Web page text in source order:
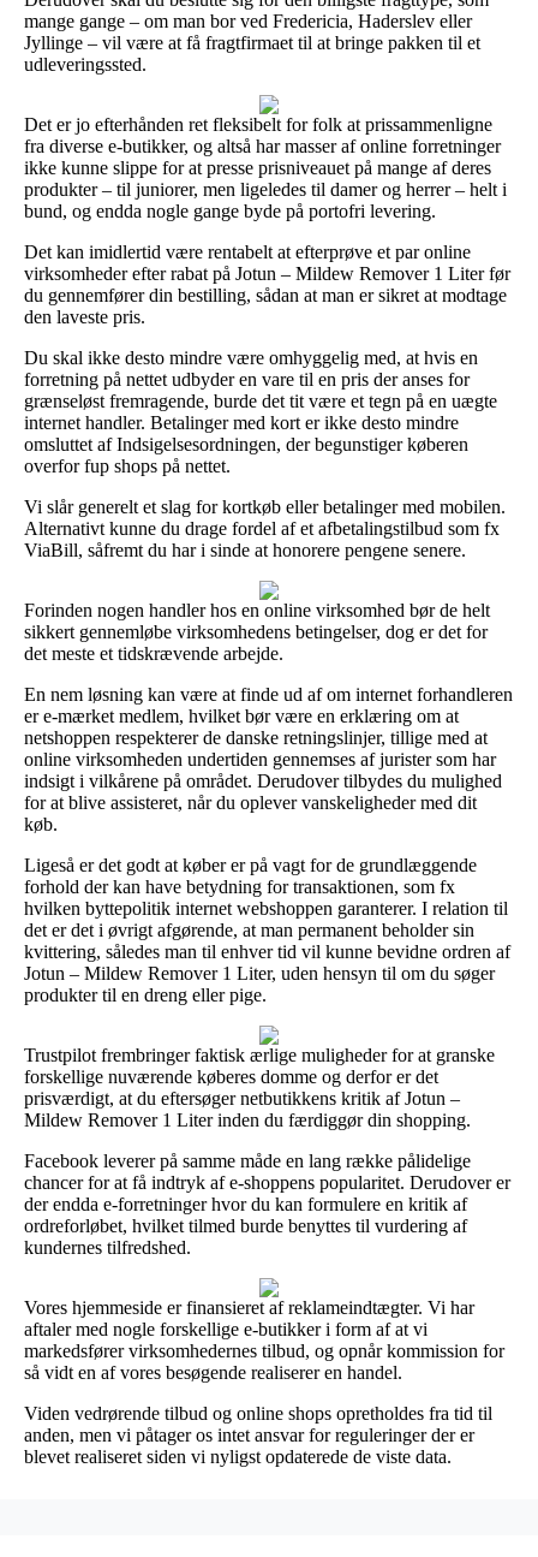
mange gange – om man bor ved Fredericia, Haderslev eller
Jyllinge – vil være at få fragtfirmaet til at bringe pakken til et
udleveringssted.
Det er jo efterhånden ret fleksibelt for folk at prissammenligne
fra diverse e-butikker, og altså har masser af online forretninger
ikke kunne slippe for at presse prisniveauet på mange af deres
produkter – til juniorer, men ligeledes til damer og herrer – helt i
bund, og endda nogle gange byde på portofri levering.
Det kan imidlertid være rentabelt at efterprøve et par online
virksomheder efter rabat på Jotun – Mildew Remover 1 Liter før
du gennemfører din bestilling, sådan at man er sikret at modtage
den laveste pris.
Du skal ikke desto mindre være omhyggelig med, at hvis en
forretning på nettet udbyder en vare til en pris der anses for
grænseløst fremragende, burde det tit være et tegn på en uægte
internet handler. Betalinger med kort er ikke desto mindre
omsluttet af Indsigelsesordningen, der begunstiger køberen
overfor fup shops på nettet.
Vi slår generelt et slag for kortkøb eller betalinger med mobilen.
Alternativt kunne du drage fordel af et afbetalingstilbud som fx
ViaBill, såfremt du har i sinde at honorere pengene senere.
Forinden nogen handler hos en online virksomhed bør de helt
sikkert gennemløbe virksomhedens betingelser, dog er det for
det meste et tidskrævende arbejde.
En nem løsning kan være at finde ud af om internet forhandleren
er e-mærket medlem, hvilket bør være en erklæring om at
netshoppen respekterer de danske retningslinjer, tillige med at
online virksomheden undertiden gennemses af jurister som har
indsigt i vilkårene på området. Derudover tilbydes du mulighed
for at blive assisteret, når du oplever vanskeligheder med dit
køb.
Ligeså er det godt at køber er på vagt for de grundlæggende
forhold der kan have betydning for transaktionen, som fx
hvilken byttepolitik internet webshoppen garanterer. I relation til
det er det i øvrigt afgørende, at man permanent beholder sin
kvittering, således man til enhver tid vil kunne bevidne ordren af
Jotun – Mildew Remover 1 Liter, uden hensyn til om du søger
produkter til en dreng eller pige.
Trustpilot frembringer faktisk ærlige muligheder for at granske
forskellige nuværende køberes domme og derfor er det
prisværdigt, at du eftersøger netbutikkens kritik af Jotun –
Mildew Remover 1 Liter inden du færdiggør din shopping.
Facebook leverer på samme måde en lang række pålidelige
chancer for at få indtryk af e-shoppens popularitet. Derudover er
der endda e-forretninger hvor du kan formulere en kritik af
ordreforløbet, hvilket tilmed burde benyttes til vurdering af
kundernes tilfredshed.
Vores hjemmeside er finansieret af reklameindtægter. Vi har
aftaler med nogle forskellige e-butikker i form af at vi
markedsfører virksomhedernes tilbud, og opnår kommission for
så vidt en af vores besøgende realiserer en handel.
Viden vedrørende tilbud og online shops opretholdes fra tid til
anden, men vi påtager os intet ansvar for reguleringer der er
blevet realiseret siden vi nyligst opdaterede de viste data.